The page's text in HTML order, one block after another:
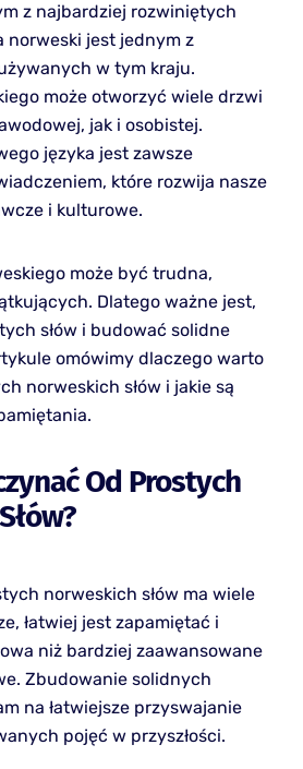
z najbardziej rozwiniętych
norweski jest jednym z
w tym kraju.
może otworzyć wiele drzwi
jak i osobistej.
języka jest zawsze
które rozwija nasze
i kulturowe.
może być trudna,
Dlatego ważne jest,
słów i budować solidne
omówimy dlaczego warto
norweskich słów i jakie są
Od Prostych
norweskich słów ma wiele
łatwiej jest zapamiętać i
niż bardziej zaawansowane
Zbudowanie solidnych
na łatwiejsze przyswajanie
pojęć w przyszłości.